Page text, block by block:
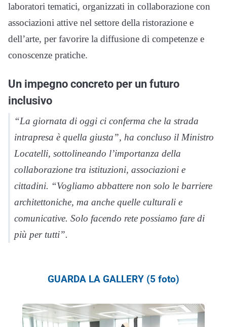
laboratori tematici, organizzati in collaborazione con
associazioni attive nel settore della ristorazione e
dell’arte, per favorire la diffusione di competenze e
conoscenze pratiche.
Un impegno concreto per un futuro
inclusivo
“La giornata di oggi ci conferma che la strada
intrapresa è quella giusta”, ha concluso il Ministro
Locatelli, sottolineando l’importanza della
collaborazione tra istituzioni, associazioni e
cittadini. “Vogliamo abbattere non solo le barriere
architettoniche, ma anche quelle culturali e
comunicative. Solo facendo rete possiamo fare di
più per tutti”.
GUARDA LA GALLERY (5 foto)